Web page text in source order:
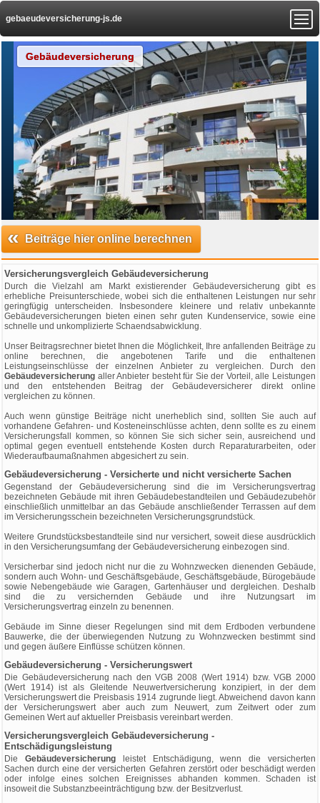
gebaeudeversicherung-js.de
Gebäudeversicherung
« Beiträge hier online berechnen
Versicherungsvergleich Gebäudeversicherung
Durch die Vielzahl am Markt existierender Gebäudeversicherung gibt es
erhebliche Preisunterschiede, wobei sich die enthaltenen Leistungen nur sehr
geringfügig unterscheiden. Insbesondere kleinere und relativ unbekannte
Gebäudeversicherungen bieten einen sehr guten Kundenservice, sowie eine
schnelle und unkomplizierte Schaendsabwicklung.
Unser Beitragsrechner bietet Ihnen die Möglichkeit, Ihre anfallenden Beiträge zu
online berechnen, die angebotenen Tarife und die enthaltenen
Leistungseinschlüsse der einzelnen Anbieter zu vergleichen. Durch den
Gebäudeversicherung aller Anbieter besteht für Sie der Vorteil, alle Leistungen
und den entstehenden Beitrag der Gebäudeversicherer direkt online
vergleichen zu können.
Auch wenn günstige Beiträge nicht unerheblich sind, sollten Sie auch auf
vorhandene Gefahren- und Kosteneinschlüsse achten, denn sollte es zu einem
Versicherungsfall kommen, so können Sie sich sicher sein, ausreichend und
optimal gegen eventuell entstehende Kosten durch Reparaturarbeiten, oder
Wiederaufbaumaßnahmen abgesichert zu sein.
Gebäudeversicherung - Versicherte und nicht versicherte Sachen
Gegenstand der Gebäudeversicherung sind die im Versicherungsvertrag
bezeichneten Gebäude mit ihren Gebäudebestandteilen und Gebäudezubehör
einschließlich unmittelbar an das Gebäude anschließender Terrassen auf dem
im Versicherungsschein bezeichneten Versicherungsgrundstück.
Weitere Grundstücksbestandteile sind nur versichert, soweit diese ausdrücklich
in den Versicherungsumfang der Gebäudeversicherung einbezogen sind.
Versicherbar sind jedoch nicht nur die zu Wohnzwecken dienenden Gebäude,
sondern auch Wohn- und Geschäftsgebäude, Geschäftsgebäude, Bürogebäude
sowie Nebengebäude wie Garagen, Gartenhäuser und dergleichen. Deshalb
sind die zu versichernden Gebäude und ihre Nutzungsart im
Versicherungsvertrag einzeln zu benennen.
Gebäude im Sinne dieser Regelungen sind mit dem Erdboden verbundene
Bauwerke, die der überwiegenden Nutzung zu Wohnzwecken bestimmt sind
und gegen äußere Einflüsse schützen können.
Gebäudeversicherung - Versicherungswert
Die Gebäudeversicherung nach den VGB 2008 (Wert 1914) bzw. VGB 2000
(Wert 1914) ist als Gleitende Neuwertversicherung konzipiert, in der dem
Versicherungswert die Preisbasis 1914 zugrunde liegt. Abweichend davon kann
der Versicherungswert aber auch zum Neuwert, zum Zeitwert oder zum
Gemeinen Wert auf aktueller Preisbasis vereinbart werden.
Versicherungsvergleich Gebäudeversicherung -
Entschädigungsleistung
Die Gebäudeversicherungleistet Entschädigung, wenn die versicherten
Sachen durch eine der versicherten Gefahren zerstört oder beschädigt werden
oder infolge eines solchen Ereignisses abhanden kommen. Schaden ist
insoweit die Substanzbeeinträchtigung bzw. der Besitzverlust.